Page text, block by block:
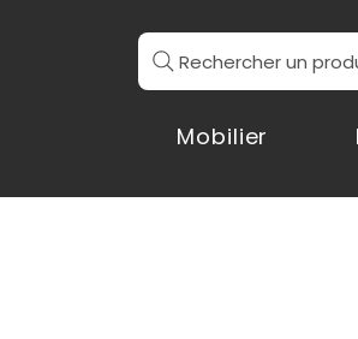
Rechercher un
Mobilier